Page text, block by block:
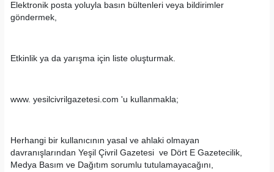
Elektronik posta yoluyla basın bültenleri veya bildirimler
göndermek,
Etkinlik ya da yarışma için liste oluşturmak.
www. yesilcivrilgazetesi.com 'u kullanmakla;
Herhangi bir kullanıcının yasal ve ahlaki olmayan
davranışlarından Yeşil Çivril Gazetesi ve Dört E Gazetecilik,
Medya Basım ve Dağıtım sorumlu tutulamayacağını,